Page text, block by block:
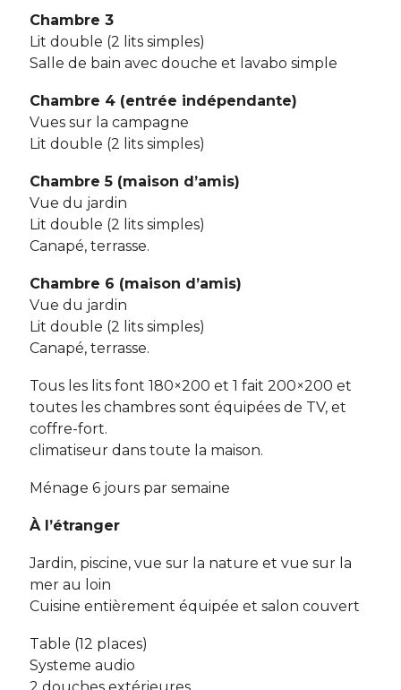
Chambre 3
Lit double (2 lits simples)
Salle de bain avec douche et lavabo simple
Chambre 4 (entrée indépendante)
Vues sur la campagne
Lit double (2 lits simples)
Chambre 5 (maison d’amis)
Vue du jardin
Lit double (2 lits simples)
Canapé, terrasse.
Chambre 6 (maison d’amis)
Vue du jardin
Lit double (2 lits simples)
Canapé, terrasse.
Tous les lits font 180×200 et 1 fait 200×200 et
toutes les chambres sont équipées de TV, et
coffre-fort.
climatiseur dans toute la maison.
Ménage 6 jours par semaine
À l’étranger
Jardin, piscine, vue sur la nature et vue sur la
mer au loin
Cuisine entièrement équipée et salon couvert
Table (12 places)
Systeme audio